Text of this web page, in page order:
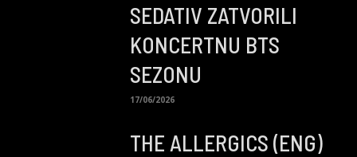
SEDATIV ZATVORILI
KONCERTNU BTS
SEZONU
17/06/2026
THE ALLERGICS (ENG)